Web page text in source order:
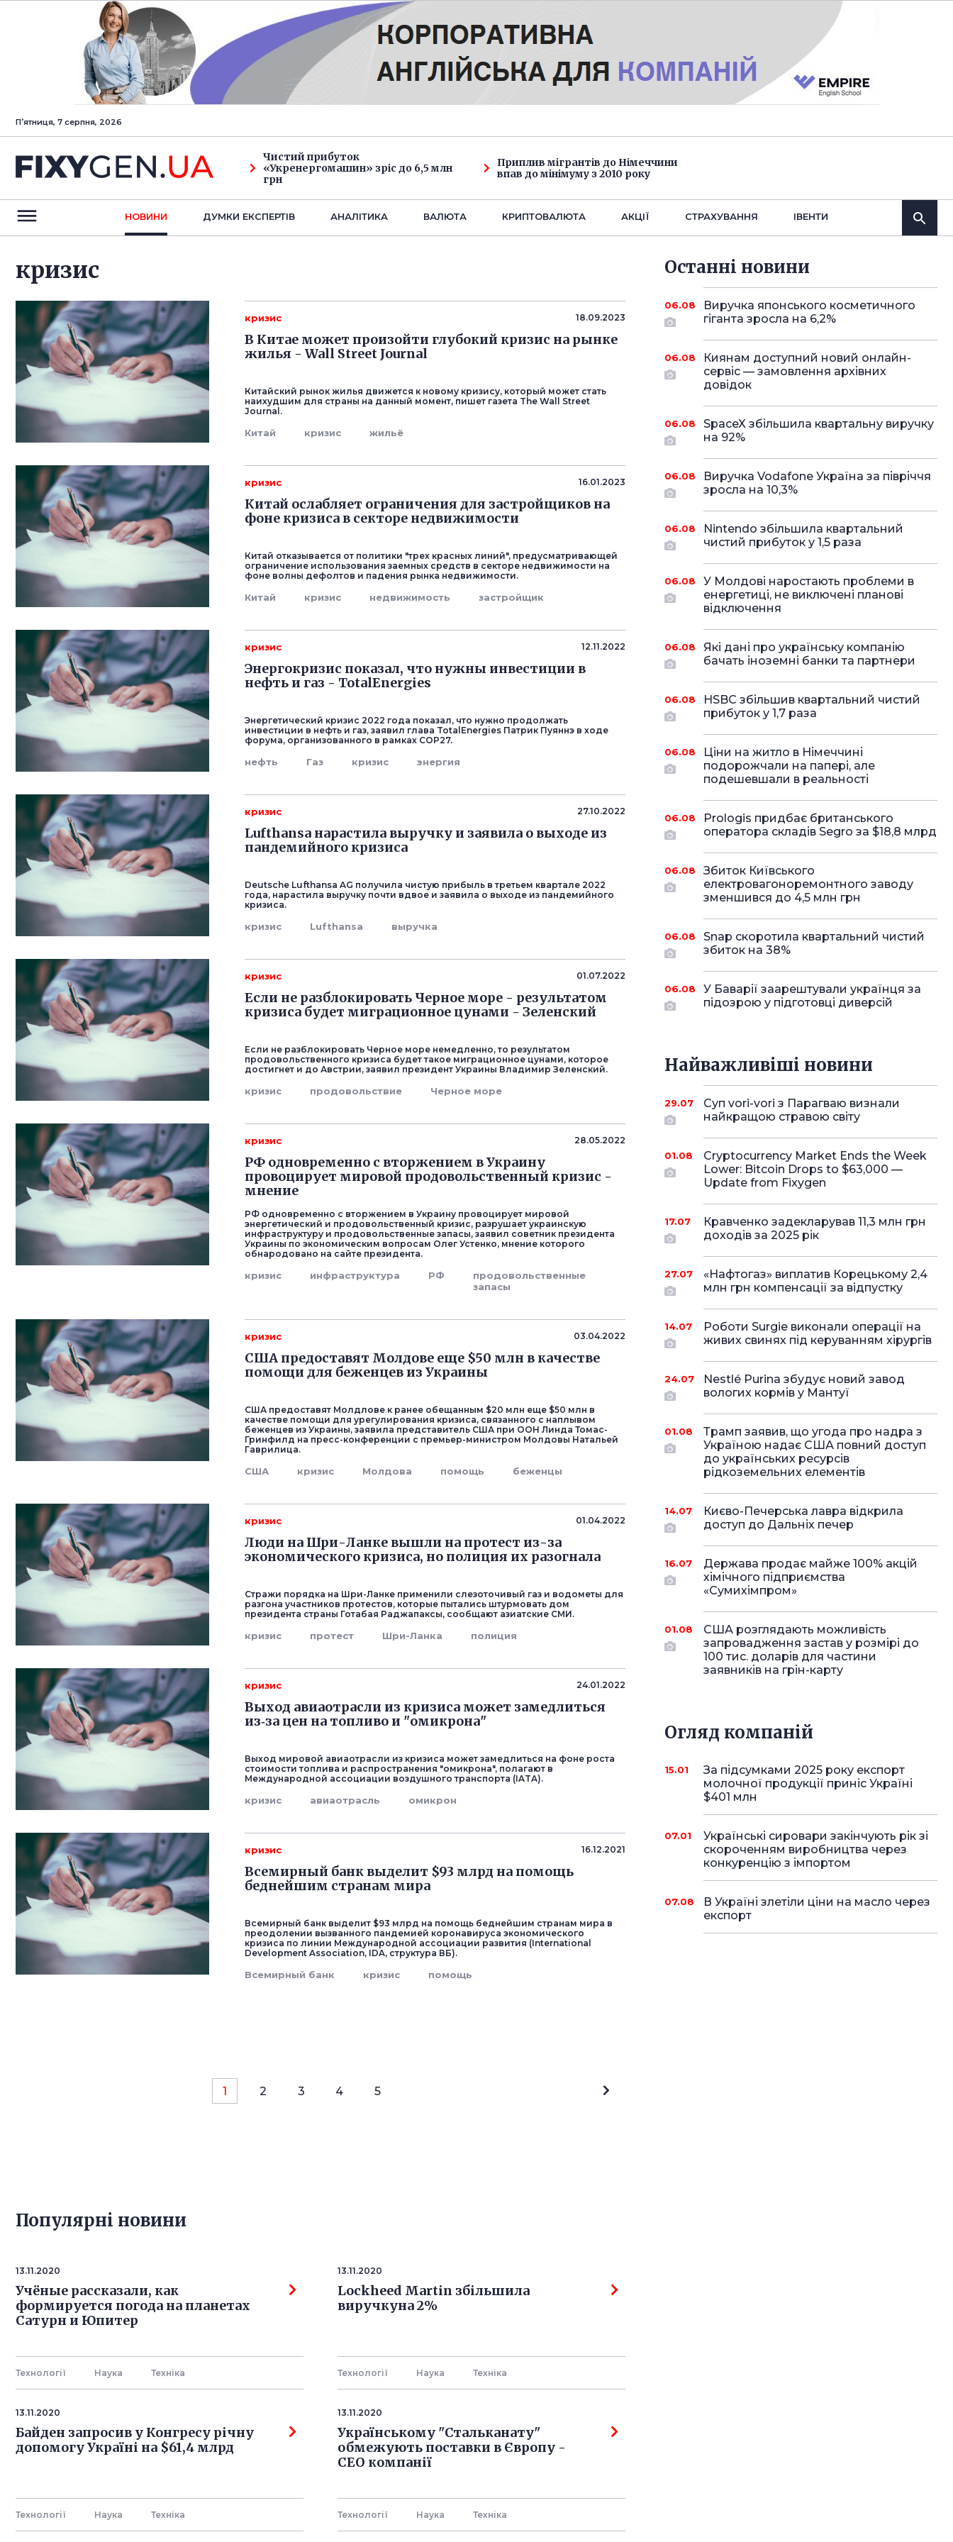
Пʼятниця, 7 серпня, 2026
Чистий прибуток
«Укренергомашин» зріс до 6,5 млн
грн
Приплив мігрантів до Німеччини
впав до мінімуму з 2010 року
НОВИНИ ДУМКИ ЕКСПЕРТIВ АНАЛIТИКА ВАЛЮТА КРИПТОВАЛЮТА АКЦІЇ СТРАХУВАННЯ IВЕНТИ
кризис
кризис 18.09.2023
В Китае может произойти глубокий кризис на рынке
жилья - Wall Street Journal
Китайский рынок жилья движется к новому кризису, который может стать
наихудшим для страны на данный момент, пишет газета The Wall Street
Journal.
Китай кризис жильё
кризис 16.01.2023
Китай ослабляет ограничения для застройщиков на
фоне кризиса в секторе недвижимости
Китай отказывается от политики "трех красных линий", предусматривающей
ограничение использования заемных средств в секторе недвижимости на
фоне волны дефолтов и падения рынка недвижимости.
Китай кризис недвижимость застройщик
кризис 12.11.2022
Энергокризис показал, что нужны инвестиции в
нефть и газ - TotalEnergies
Энергетический кризис 2022 года показал, что нужно продолжать
инвестиции в нефть и газ, заявил глава TotalEnergies Патрик Пуяннэ в ходе
форума, организованного в рамках СОР27.
нефть Газ кризис энергия
кризис 27.10.2022
Lufthansa нарастила выручку и заявила о выходе из
пандемийного кризиса
Deutsche Lufthansa AG получила чистую прибыль в третьем квартале 2022
года, нарастила выручку почти вдвое и заявила о выходе из пандемийного
кризиса.
кризис Lufthansa выручка
кризис 01.07.2022
Если не разблокировать Черное море - результатом
кризиса будет миграционное цунами - Зеленский
Если не разблокировать Черное море немедленно, то результатом
продовольственного кризиса будет такое миграционное цунами, которое
достигнет и до Австрии, заявил президент Украины Владимир Зеленский.
кризис продовольствие Черное море
кризис 28.05.2022
РФ одновременно с вторжением в Украину
провоцирует мировой продовольственный кризис -
мнение
РФ одновременно с вторжением в Украину провоцирует мировой
энергетический и продовольственный кризис, разрушает украинскую
инфраструктуру и продовольственные запасы, заявил советник президента
Украины по экономическим вопросам Олег Устенко, мнение которого
обнародовано на сайте президента.
кризис инфраструктура РФ
продовольственные
запасы
кризис 03.04.2022
США предоставят Молдове еще $50 млн в качестве
помощи для беженцев из Украины
США предоставят Молдлове к ранее обещанным $20 млн еще $50 млн в
качестве помощи для урегулирования кризиса, связанного с наплывом
беженцев из Украины, заявила представитель США при ООН Линда Томас-
Гринфилд на пресс-конференции с премьер-министром Молдовы Натальей
Гаврилица.
США кризис Молдова помощь беженцы
кризис 01.04.2022
Люди на Шри-Ланке вышли на протест из-за
экономического кризиса, но полиция их разогнала
Стражи порядка на Шри-Ланке применили слезоточивый газ и водометы для
разгона участников протестов, которые пытались штурмовать дом
президента страны Готабая Раджапаксы, сообщают азиатские СМИ.
кризис протест Шри-Ланка полиция
кризис 24.01.2022
Выход авиаотрасли из кризиса может замедлиться
из‑за цен на топливо и "омикрона"
Выход мировой авиаотрасли из кризиса может замедлиться на фоне роста
стоимости топлива и распространения "омикрона", полагают в
Международной ассоциации воздушного транспорта (IATA).
кризис авиаотрасль омикрон
кризис 16.12.2021
Всемирный банк выделит $93 млрд на помощь
беднейшим странам мира
Всемирный банк выделит $93 млрд на помощь беднейшим странам мира в
преодолении вызванного пандемией коронавируса экономического
кризиса по линии Международной ассоциации развития (International
Development Association, IDA, структура ВБ).
Всемирный банк кризис помощь
1 2 3 4 5
Популярнi новини
13.11.2020
Учёные рассказали, как
формируется погода на планетах
Сатурн и Юпитер
Технології Наука Технiка
13.11.2020
Lockheed Martin збільшила
виручкуна 2%
Технології Наука Технiка
13.11.2020
Байден запросив у Конгресу річну
допомогу Україні на $61,4 млрд
Технології Наука Технiка
13.11.2020
Українському "Стальканату"
обмежують поставки в Європу -
СЕО компанії
Технології Наука Технiка
Останнi новини
06.08
Виручка японського косметичного
гіганта зросла на 6,2%
06.08
Киянам доступний новий онлайн-
сервіс — замовлення архівних
довідок
06.08
SpaceX збільшила квартальну виручку
на 92%
06.08
Виручка Vodafone Україна за півріччя
зросла на 10,3%
06.08
Nintendo збільшила квартальний
чистий прибуток у 1,5 раза
06.08
У Молдові наростають проблеми в
енергетиці, не виключені планові
відключення
06.08
Які дані про українську компанію
бачать іноземні банки та партнери
06.08
HSBC збільшив квартальний чистий
прибуток у 1,7 раза
06.08
Ціни на житло в Німеччині
подорожчали на папері, але
подешевшали в реальності
06.08
Prologis придбає британського
оператора складів Segro за $18,8 млрд
06.08
Збиток Київського
електровагоноремонтного заводу
зменшився до 4,5 млн грн
06.08
Snap скоротила квартальний чистий
збиток на 38%
06.08
У Баварії заарештували українця за
підозрою у підготовці диверсій
Найважливіші новини
29.07
Суп vori-vori з Парагваю визнали
найкращою стравою світу
01.08
Cryptocurrency Market Ends the Week
Lower: Bitcoin Drops to $63,000 —
Update from Fixygen
17.07
Кравченко задекларував 11,3 млн грн
доходів за 2025 рік
27.07
«Нафтогаз» виплатив Корецькому 2,4
млн грн компенсації за відпустку
14.07
Роботи Surgie виконали операції на
живих свинях під керуванням хірургів
24.07
Nestlé Purina збудує новий завод
вологих кормів у Мантуї
01.08
Трамп заявив, що угода про надра з
Україною надає США повний доступ
до українських ресурсів
рідкоземельних елементів
14.07
Києво-Печерська лавра відкрила
доступ до Дальніх печер
16.07
Держава продає майже 100% акцій
хімічного підприємства
«Сумихімпром»
01.08
США розглядають можливість
запровадження застав у розмірі до
100 тис. доларів для частини
заявників на грін-карту
Огляд компаній
15.01
За підсумками 2025 року експорт
молочної продукції приніс Україні
$401 млн
07.01
Українські сировари закінчують рік зі
скороченням виробництва через
конкуренцію з імпортом
07.08
В Україні злетіли ціни на масло через
експорт